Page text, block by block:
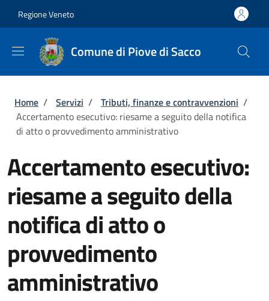
Regione Veneto
Comune di Piove di Sacco
Briciole di pane
Home / Servizi / Tributi, finanze e contravvenzioni /
Accertamento esecutivo: riesame a seguito della notifica
di atto o provvedimento amministrativo
Accertamento esecutivo:
riesame a seguito della
notifica di atto o
provvedimento
amministrativo